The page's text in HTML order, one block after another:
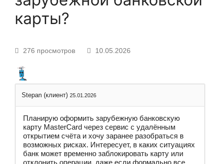
карты?
276 просмотров 10.05.2026
Stepan (клиент) 25.01.2026
Планирую оформить зарубежную банковскую
карту MasterCard через сервис с удалённым
открытием счёта и хочу заранее разобраться в
возможных рисках. Интересует, в каких ситуациях
банк может временно заблокировать карту или